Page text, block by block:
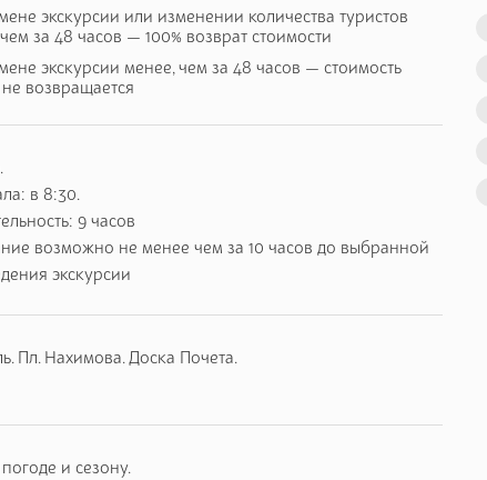
и виды- незабываемые.
необычно. Климат, погода,воздух, плывущие ниже
достопримечательности. Экскурсовод
посетить некоторые из
Это может быть древняя ледяная пещера или Зубцы
мосту над огромной пропастью, катапульта или
дворцов, вершину Ай- Петри и ялтинское
экскурсии или изменении количества туристов
за 48 часов — 100% возврат стоимости
экскурсии менее, чем за 48 часов — стоимость
не возвращается
в 8:30.
9 часов
возможно не менее чем за 10 часов до выбранной
экскурсии
Пл. Нахимова. Доска Почета.
и сезону.